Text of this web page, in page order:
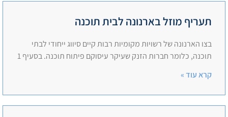
תעריף מוזל בארנונה לבית תוכנה
בצו הארנונה של רשויות מקומיות רבות קיים סיווג ייחודי לבתי
תוכנה, כלומר חברות הזנק שעיקר עיסוקם פיתוח תוכנה. בסעיף 1
קרא עוד »